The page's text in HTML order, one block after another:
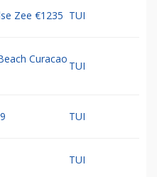
Zee €1235 TUI
Curacao
TUI
TUI
TUI